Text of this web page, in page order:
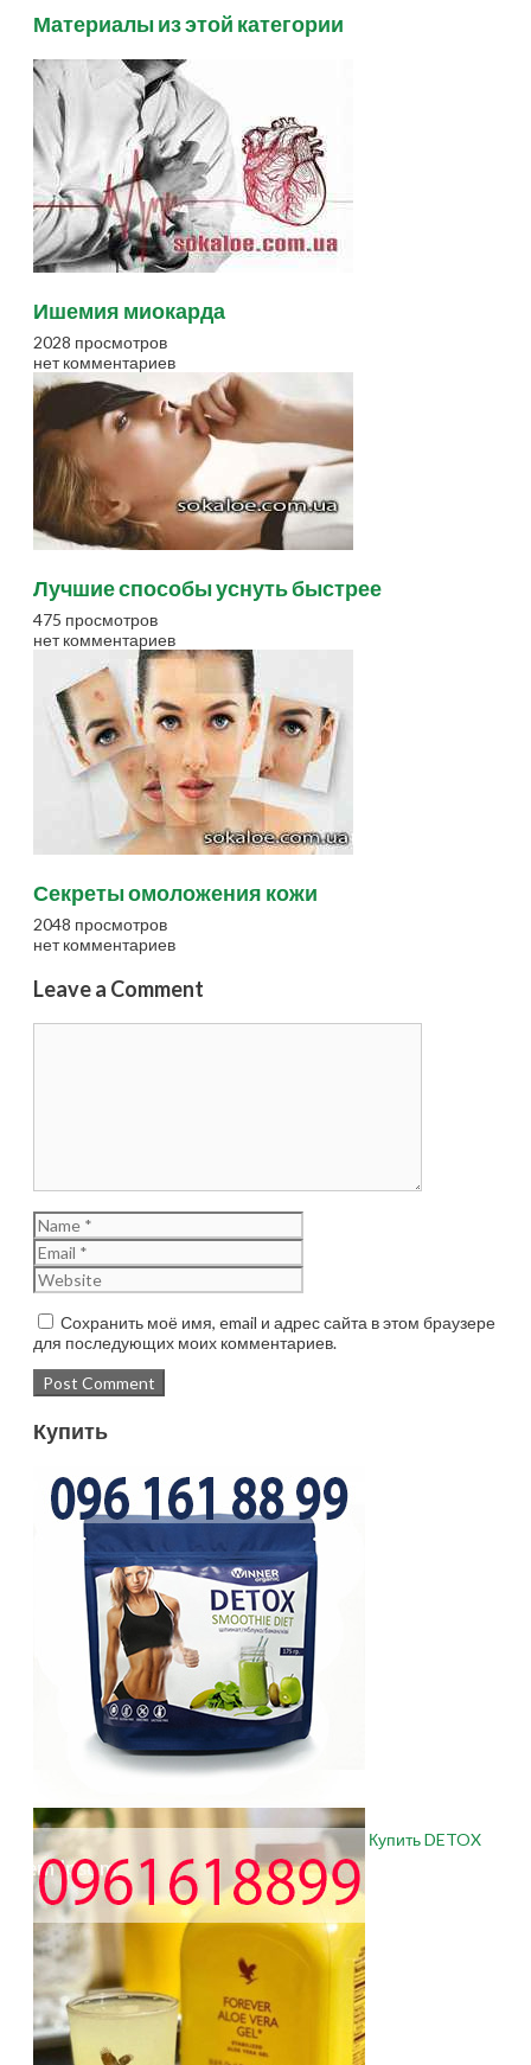
Материалы из этой категории
Ишемия миокарда
2028 просмотров
нет комментариев
Лучшие способы уснуть быстрее
475 просмотров
нет комментариев
Секреты омоложения кожи
2048 просмотров
нет комментариев
Leave a Comment
Сохранить моё имя, email и адрес сайта в этом браузере
для последующих моих комментариев.
Купить
Купить DETOX